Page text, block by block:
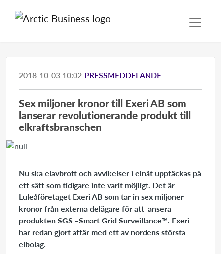
2018-10-03 10:02 PRESSMEDDELANDE
​Sex miljoner kronor till Exeri AB som
lanserar revolutionerande produkt till
elkraftsbranschen
Nu ska elavbrott och avvikelser i elnät upptäckas på
ett sätt som tidigare inte varit möjligt. Det är
Luleåföretaget Exeri AB som tar in sex miljoner
kronor från externa delägare för att lansera
produkten SGS –Smart Grid Surveillance™. Exeri
har redan gjort affär med ett av nordens största
elbolag.